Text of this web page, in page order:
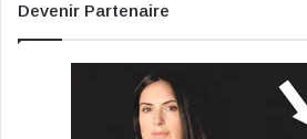
Devenir Partenaire